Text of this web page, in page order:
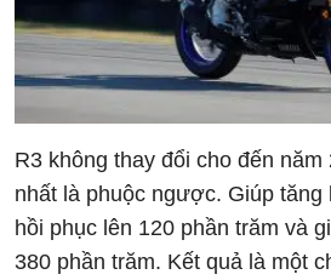
R3 không thay đổi cho đến
nhất là phuộc ngược. Giúp tăng
hồi phục lên 120 phần trăm và
380 phần trăm. Kết quả là một